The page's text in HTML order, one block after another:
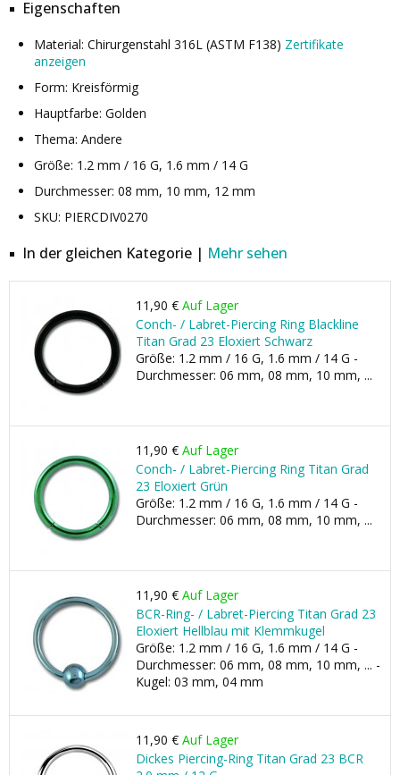
Eigenschaften
Material: Chirurgenstahl 316L (ASTM F138) Zertifikate
anzeigen
Form: Kreisförmig
Hauptfarbe: Golden
Thema: Andere
Größe: 1.2 mm / 16 G, 1.6 mm / 14 G
Durchmesser: 08 mm, 10 mm, 12 mm
SKU: PIERCDIV0270
In der gleichen Kategorie | Mehr sehen
11,90 € Auf Lager
Conch- / Labret-Piercing Ring Blackline
Titan Grad 23 Eloxiert Schwarz
Größe: 1.2 mm / 16 G, 1.6 mm / 14 G -
Durchmesser: 06 mm, 08 mm, 10 mm, ...
11,90 € Auf Lager
Conch- / Labret-Piercing Ring Titan Grad
23 Eloxiert Grün
Größe: 1.2 mm / 16 G, 1.6 mm / 14 G -
Durchmesser: 06 mm, 08 mm, 10 mm, ...
11,90 € Auf Lager
BCR-Ring- / Labret-Piercing Titan Grad 23
Eloxiert Hellblau mit Klemmkugel
Größe: 1.2 mm / 16 G, 1.6 mm / 14 G -
Durchmesser: 06 mm, 08 mm, 10 mm, ... -
Kugel: 03 mm, 04 mm
11,90 € Auf Lager
Dickes Piercing-Ring Titan Grad 23 BCR